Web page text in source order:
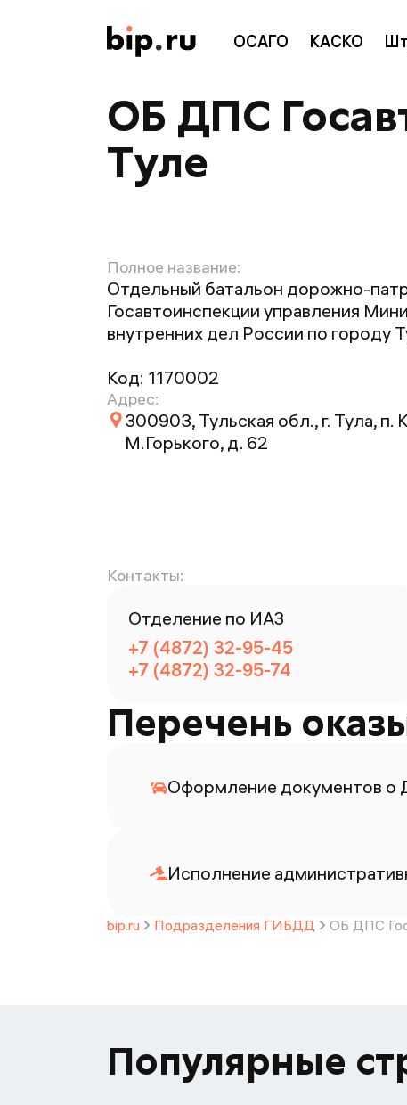
ОСАГО КАСКО
ОБ ДПС
Туле
Полное название:
Отдельный батальон дорожно-
Госавтоинспекции управления
внутренних дел России по городу
Код: 1170002
Адрес:
300903, Тульская обл., г. Тула, п.
М.Горького, д. 62
Контакты:
Отделение по ИАЗ
+7 (4872) 32-95-45
+7 (4872) 32-95-74
Перечень
Оформление документов о
Исполнение
bip.ru Подразделения ГИБДД ОБ ДПС
Популярные